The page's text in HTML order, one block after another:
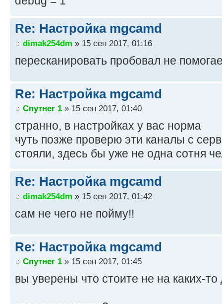
Re: Настройка mgcamd
dimak254dm » 15 сен 2017, 01:16
пересканировать пробовал не
Re: Настройка mgcamd
Спутнег 1 » 15 сен 2017, 01:40
странно, в настройках у вас норма
чуть позже проверю эти каналы с
стояли, здесь бы уже не одна сотня
Re: Настройка mgcamd
dimak254dm » 15 сен 2017, 01:42
сам не чего не пойму!!
Re: Настройка mgcamd
Спутнег 1 » 15 сен 2017, 01:45
вы уверены что стоите не на каких-то